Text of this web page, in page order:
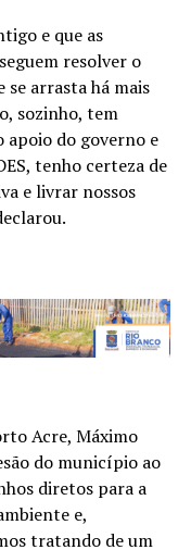
e que as
resolver o
se arrasta há mais
sozinho, tem
apoio do governo e
tenho certeza de
e livrar nossos
Acre, Máximo
do município ao
diretos para a
e,
tratando de um